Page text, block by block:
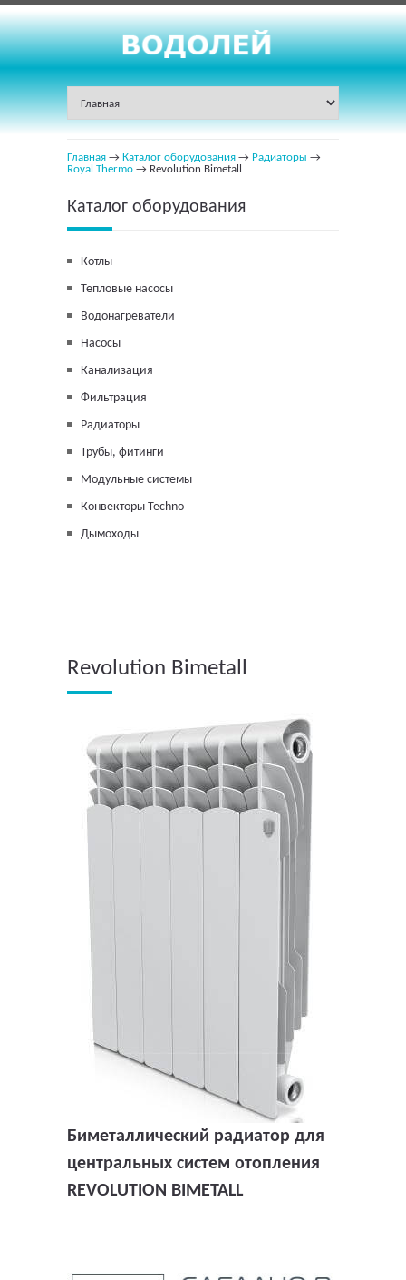
Главная → Каталог оборудования → Радиаторы →
Royal Thermo → Revolution Bimetall
Каталог оборудования
Котлы
Тепловые насосы
Водонагреватели
Насосы
Канализация
Фильтрация
Радиаторы
Трубы, фитинги
Модульные системы
Конвекторы Techno
Дымоходы
Revolution Bimetall
Биметаллический радиатор для
центральных систем отопления
REVOLUTION BIMETALL